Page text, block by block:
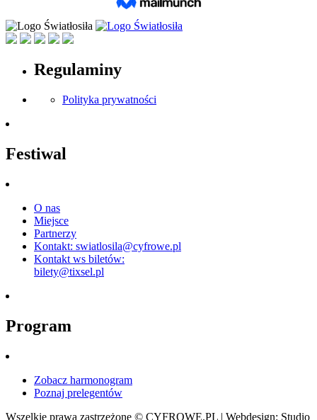
Regulaminy
Polityka prywatności
Festiwal
O nas
Miejsce
Partnerzy
Kontakt: swiatlosila@cyfrowe.pl
Kontakt ws biletów:
bilety@tixsel.pl
Program
Zobacz harmonogram
Poznaj prelegentów
Wszelkie prawa zastrzeżone © CYFROWE.PL | Webdesign: Studio